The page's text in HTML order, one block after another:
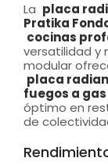
La placa
Pratika
cocinas
versatilidad y
modular
placa
fuegos a gas
óptimo en
de